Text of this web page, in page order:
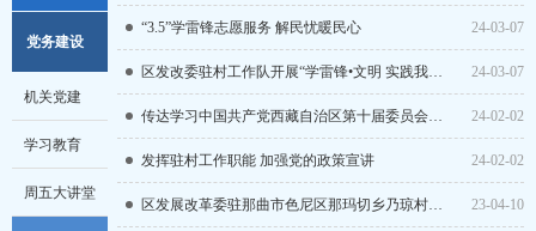
国家发改委
国务院新闻
西藏新闻
红色遗迹
政策解读
法治学习
发展规划
部门预决算
项目投资
党务建设
机关党建
学习教育
周五大讲堂
“3.5”学雷锋志愿服务 解民忧暖民心 24-03-07
区发改委驻村工作队开展“学雷锋•⽂明 实践我⾏动”活动 24-03-07
传达学习中国共产党西藏自治区第十届委员会第五次全体会议暨自治区党委经济工作 会议精神 24-02-02
发挥驻村工作职能 加强党的政策宣讲 24-02-02
区发展改革委驻那曲市色尼区那玛切乡乃琼村工作队组织开展第二届“乡村振兴 那曲 奋进”比赛活动 23-04-10